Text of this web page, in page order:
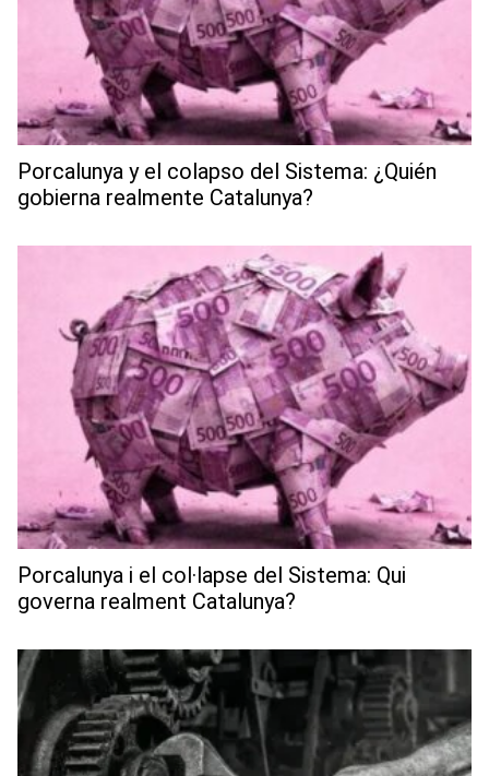
Porcalunya y el colapso del Sistema: ¿Quién
gobierna realmente Catalunya?
Porcalunya i el col·lapse del Sistema: Qui
governa realment Catalunya?